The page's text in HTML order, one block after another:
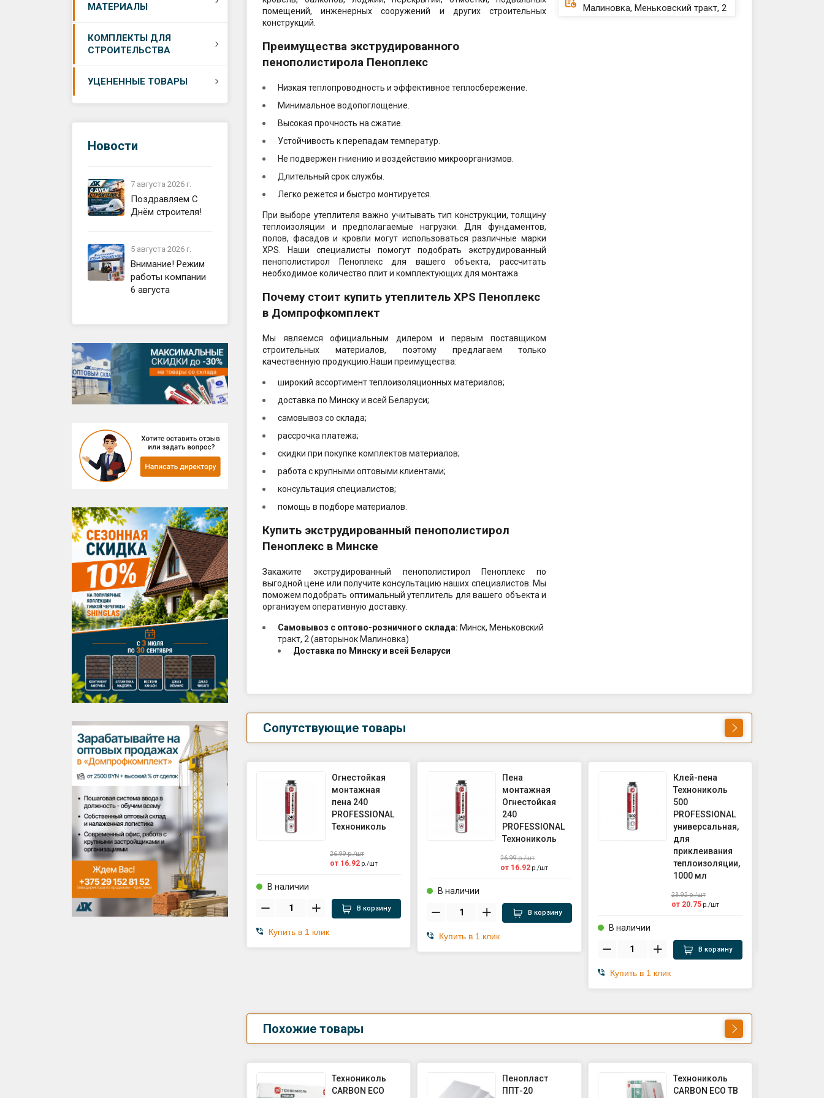
аксессуары
Ремонтная смесь
Цемент
МАТЕРИАЛЫ
Сетки ССШ, стеклохолст
Цементно-стружечные
плиты (ЦСП)
Сетки сварные
металлические
Изоляционные материалы
Аксессуары для
строительства
КОМПЛЕКТЫ ДЛЯ
СТРОИТЕЛЬСТВА
Утепление кровли
Устройство потолка
Устройство стяжки пола
Устройство стен и
перегородок
Устройство скатной
кровли
Устройство фасада -
Сайдинг
Комплектация теплого
Готовые решения -
Фасад, Пол
УЦЕНЕННЫЕ ТОВАРЫ
Кровля, комплектация
Фасад, комплектация
фасада
Водосток, софиты
Общестроительные
материалы
Новости
7 августа 2026 г.
Поздравляем С
Днём строителя!
5 августа 2026 г.
Внимание! Режим
работы компании
6 августа
помещений, инженерных сооружений и других строительных
конструкций.
Преимущества экструдированного
пенополистирола Пеноплекс
Низкая теплопроводность и эффективное теплосбережение.
Минимальное водопоглощение.
Высокая прочность на сжатие.
Устойчивость к перепадам температур.
Не подвержен гниению и воздействию микроорганизмов.
Длительный срок службы.
Легко режется и быстро монтируется.
При выборе утеплителя важно учитывать тип конструкции, толщину
теплоизоляции и предполагаемые нагрузки. Для фундаментов,
полов, фасадов и кровли могут использоваться различные марки
XPS. Наши специалисты помогут подобрать экструдированный
пенополистирол Пеноплекс для вашего объекта, рассчитать
необходимое количество плит и комплектующих для монтажа.
Почему стоит купить утеплитель XPS Пеноплекс
в Домпрофкомплект
Мы являемся официальным дилером и первым поставщиком
строительных материалов, поэтому предлагаем только
качественную продукцию.Наши преимущества:
широкий ассортимент теплоизоляционных материалов;
доставка по Минску и всей Беларуси;
самовывоз со склада;
рассрочка платежа;
скидки при покупке комплектов материалов;
работа с крупными оптовыми клиентами;
консультация специалистов;
помощь в подборе материалов.
Купить экструдированный пенополистирол
Пеноплекс в Минске
Закажите экструдированный пенополистирол Пеноплекс по
выгодной цене или получите консультацию наших специалистов. Мы
поможем подобрать оптимальный утеплитель для вашего объекта и
организуем оперативную доставку.
Самовывоз c оптово-розничного склада: Минск, Меньковский
тракт, 2 (авторынок Малиновка)
Доставка по Минску и всей Беларуси
Малиновка, Меньковский тракт, 2
Сопутствующие товары
Огнестойкая
монтажная
пена 240
PROFESSIONAL
Технониколь
26.99р./шт
от 16.92 р./шт
В наличии
В корзину
Купить в 1 клик
Пена
монтажная
Огнестойкая
240
PROFESSIONAL
Технониколь
26.99р./шт
от 16.92 р./шт
В наличии
В корзину
Купить в 1 клик
Клей-пена
Технониколь
500
PROFESSIONAL
универсальная,
для
приклеивания
теплоизоляции,
1000 мл
23.92р./шт
от 20.75р./шт
В наличии
В корзину
Купить в 1 клик
Похожие товары
Технониколь
CARBON ECO
Пенопласт
ППТ-20
Технониколь
CARBON ECO ТВ